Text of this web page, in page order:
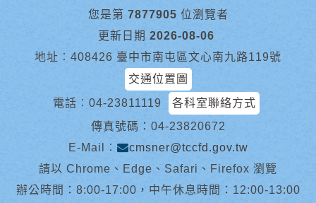
您是第 7877905 位瀏覽者
更新日期 2026-08-06
地址︰408426 臺中市南屯區文心南九路119號
交通位置圖
電話︰ 04-23811119
各科室聯絡方式
傳真號碼：04-23820672
E-Mail︰
cmsner@tccfd.gov.tw
請以 Chrome、Edge、Safari、Firefox 瀏覽
辦公時間：8:00-17:00，中午休息時間：12:00-13:00